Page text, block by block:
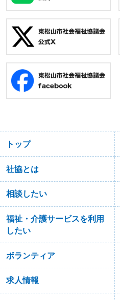
トップ
社協とは
相談したい
福祉・介護サービスを利用
したい
ボランティア
求人情報